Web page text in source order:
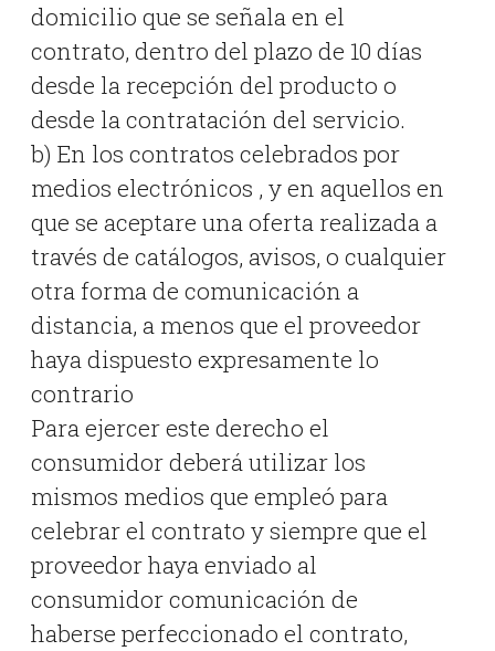
domicilio que se señala en el
contrato, dentro del plazo de 10 días
desde la recepción del producto o
desde la contratación del servicio.
b) En los contratos celebrados por
medios electrónicos , y en aquellos en
que se aceptare una oferta realizada a
través de catálogos, avisos, o cualquier
otra forma de comunicación a
distancia, a menos que el proveedor
haya dispuesto expresamente lo
contrario
Para ejercer este derecho el
consumidor deberá utilizar los
mismos medios que empleó para
celebrar el contrato y siempre que el
proveedor haya enviado al
consumidor comunicación de
haberse perfeccionado el contrato,